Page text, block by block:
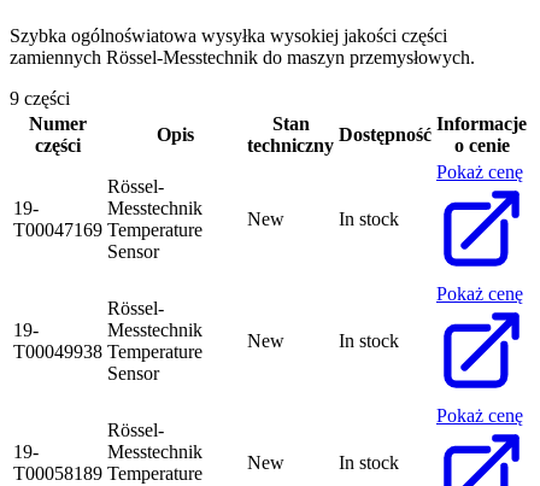
Szybka ogólnoświatowa wysyłka wysokiej jakości części
zamiennych Rössel-Messtechnik do maszyn przemysłowych.
9 części
Numer
części
Opis
Stan
techniczny
Dostępność
Informacje
o cenie
19-
T00047169
Rössel-
Messtechnik
Temperature
Sensor
New In stock
Pokaż cenę
19-
T00049938
Rössel-
Messtechnik
Temperature
Sensor
New In stock
Pokaż cenę
19-
T00058189
Rössel-
Messtechnik
Temperature
New In stock
Pokaż cenę